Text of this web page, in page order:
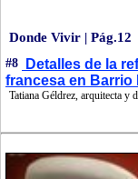
Donde Vivir | Pág.12
#8
Detalles de la
francesa en Barrio
Tatiana Géldrez, arquitecta y